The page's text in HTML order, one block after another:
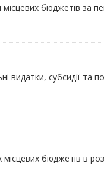
бюджетів за
видатки, субсидії
бюджетів в